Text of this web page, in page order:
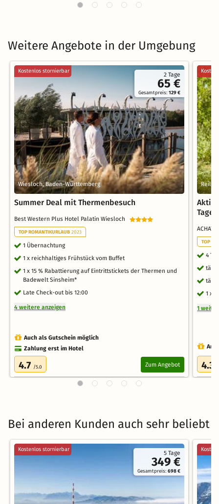
Weitere Angebote in der Umgebung
2 Tage
65 €
Gesamtpreis:129 €
Kostenlos stornierbar
Wiesloch, Baden-Württemberg
Summer Deal mit Thermenbesuch
Best Western Plus Hotel Palatin Wiesloch
TOP ROMANTIKURLAUB 2023
1 Übernachtung
1 x reichhaltiges Frühstück vom Buffet
1 x 15 % Rabattierung auf Eintrittstickets der Thermen und
Badewelt Sinsheim*
Late Check-out bis 12:00
4 weitere anzeigen
Auch als Gutschein möglich
Zahlung erst im Hotel
4.7 /5.0 Zum Angebot
Tage
TOP
4
1 x
1
4.3
Bei anderen Kunden auch sehr beliebt
5 Tage
349 €
Gesamtpreis:698 €
Kostenlos stornierbar